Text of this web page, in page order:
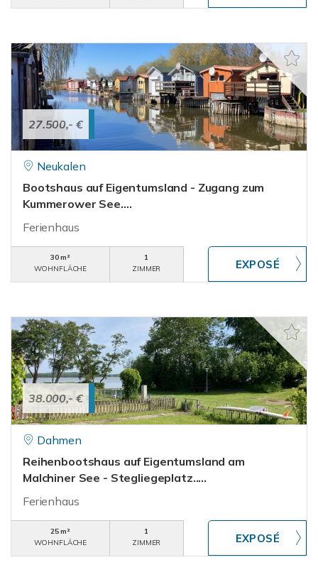
27.500,- €
Neukalen
Bootshaus auf Eigentumsland - Zugang zum
Kummerower See....
Ferienhaus
30 m²
WOHNFLÄCHE
1
ZIMMER
38.000,- €
Dahmen
Reihenbootshaus auf Eigentumsland am
Malchiner See - Stegliegeplatz.....
Ferienhaus
25 m²
WOHNFLÄCHE
1
ZIMMER